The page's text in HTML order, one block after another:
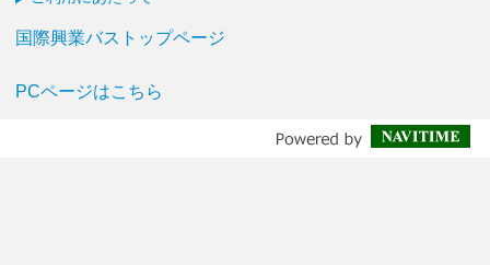
国際興業バストップページ
PCページはこちら